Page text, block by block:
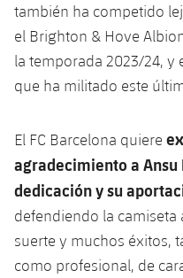
Agenda
Calendario
Resultados
Jugadores
Calendario
Clasificaciones
Hockey Hierba
Patinaje artístico
plusicon
más
Actualidad
Agenda
Escuela de Patinaje
plusicon
más
Actualidad
Jugadores
Calendario
Voleibol
Noticias
Voleibol masculino
Apúntate a las
Apúntate a las
también ha competido
el Brighton & Hove
la temporada 2023/24, y
que ha militado este
El FC Barcelona quiere
agradecimiento a Ansu
dedicación y su
defendiendo la camiseta
suerte y muchos éxitos,
como profesional, de